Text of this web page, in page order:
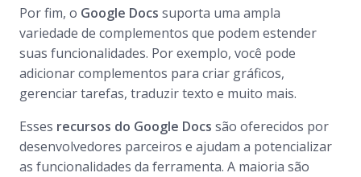
Por fim, o Google Docs suporta uma ampla
variedade de complementos que podem estender
suas funcionalidades. Por exemplo, você pode
adicionar complementos para criar gráficos,
gerenciar tarefas, traduzir texto e muito mais.
Esses recursos do Google Docs são oferecidos por
desenvolvedores parceiros e ajudam a potencializar
as funcionalidades da ferramenta. A maioria são